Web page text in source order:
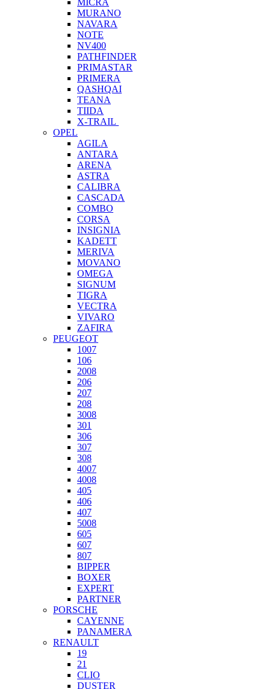
MICRA
MURANO
NAVARA
NOTE
NV400
PATHFINDER
PRIMASTAR
PRIMERA
QASHQAI
TEANA
TIIDA
X-TRAIL
OPEL
AGILA
ANTARA
ARENA
ASTRA
CALIBRA
CASCADA
COMBO
CORSA
INSIGNIA
KADETT
MERIVA
MOVANO
OMEGA
SIGNUM
TIGRA
VECTRA
VIVARO
ZAFIRA
PEUGEOT
1007
106
2008
206
207
208
3008
301
306
307
308
4007
4008
405
406
407
5008
605
607
807
BIPPER
BOXER
EXPERT
PARTNER
PORSCHE
CAYENNE
PANAMERA
RENAULT
19
21
CLIO
DUSTER